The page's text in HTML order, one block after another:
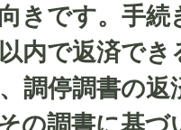
きです。手
内で返済で
調停調書の
の調書に基